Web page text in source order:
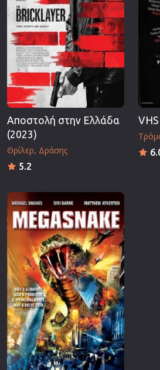
Θρίλερ
Ιστορικές
Αποστολή στην Ελλάδα
(2023)
Θρίλερ Δράσης
5.2